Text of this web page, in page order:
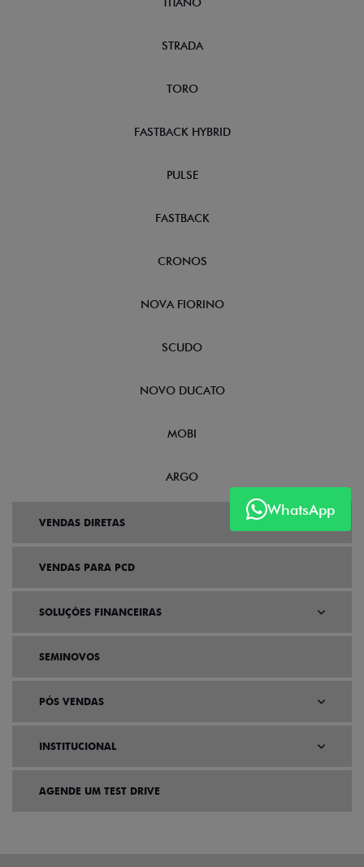
WhatsApp
STRADA
TORO
FASTBACK HYBRID
PULSE
FASTBACK
CRONOS
NOVA FIORINO
SCUDO
NOVO DUCATO
MOBI
ARGO
VENDAS DIRETAS
VENDAS PARA PCD
SOLUÇÕES FINANCEIRAS
SEMINOVOS
PÓS VENDAS
INSTITUCIONAL
AGENDE UM TEST DRIVE